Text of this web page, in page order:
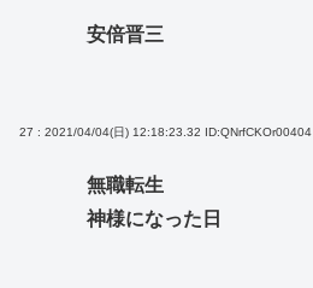
安倍晋三
27 : 2021/04/04(日) 12:18:23.32 ID:QNrfCKOr00404
無職転生
神様になった日